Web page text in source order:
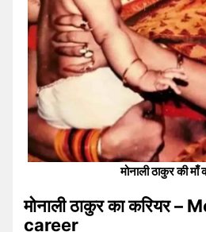
मोनाली ठाकुर की माँ
मोनाली ठाकुर का करियर
career